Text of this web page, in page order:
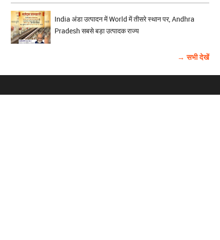
India अंडा उत्पादन में World में तीसरे स्थान पर, Andhra
Pradesh सबसे बड़ा उत्पादक राज्य
→ सभी देखें